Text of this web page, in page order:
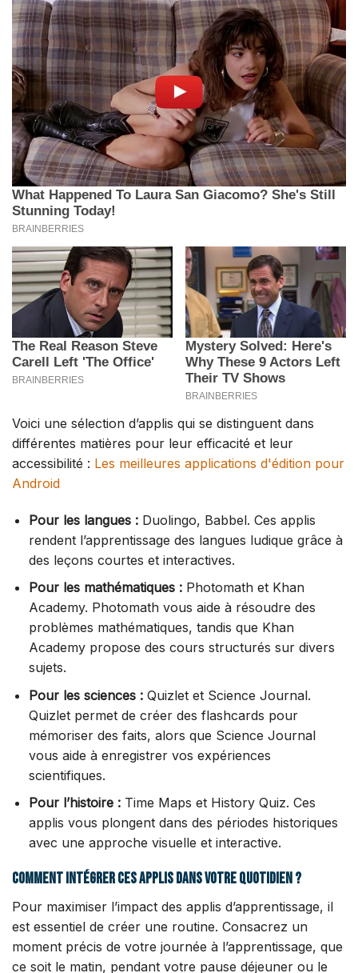
Voici une sélection d’applis qui se distinguent dans
différentes matières pour leur efficacité et leur
accessibilité : Les meilleures applications d'édition pour
Android
Pour les langues :Duolingo, Babbel. Ces applis
rendent l’apprentissage des langues ludique grâce à
des leçons courtes et interactives.
Pour les mathématiques :Photomath et Khan
Academy. Photomath vous aide à résoudre des
problèmes mathématiques, tandis que Khan
Academy propose des cours structurés sur divers
sujets.
Pour les sciences :Quizlet et Science Journal.
Quizlet permet de créer des flashcards pour
mémoriser des faits, alors que Science Journal
vous aide à enregistrer vos expériences
scientifiques.
Pour l’histoire :Time Maps et History Quiz. Ces
applis vous plongent dans des périodes historiques
avec une approche visuelle et interactive.
Comment intégrer ces applis dans votre quotidien ?
Pour maximiser l’impact des applis d’apprentissage, il
est essentiel de créer une routine. Consacrez un
moment précis de votre journée à l’apprentissage, que
ce soit le matin, pendant votre pause déjeuner ou le